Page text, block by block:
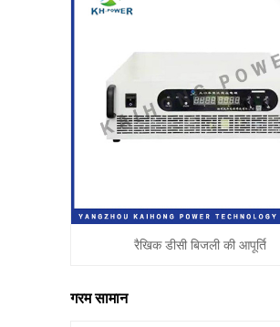
रैखिक डीसी बिजली की आपूर्ति
गरम सामान